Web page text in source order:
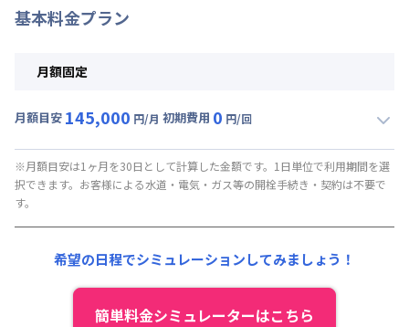
基本料金プラン
月額固定
月額目安 145,000 円/月 初期費用 0 円/回
月額賃料目安(30日利用)
賃料 : 145,000円/月
光熱費他 :
※月額目安は1ヶ月を30日として計算した金額です。1日単位で利用期間を選
択できます。お客様による水道・電気・ガス等の開栓手続き・契約は不要で
す。
希望の日程でシミュレーションしてみましょう！
簡単料金シミュレーターはこちら